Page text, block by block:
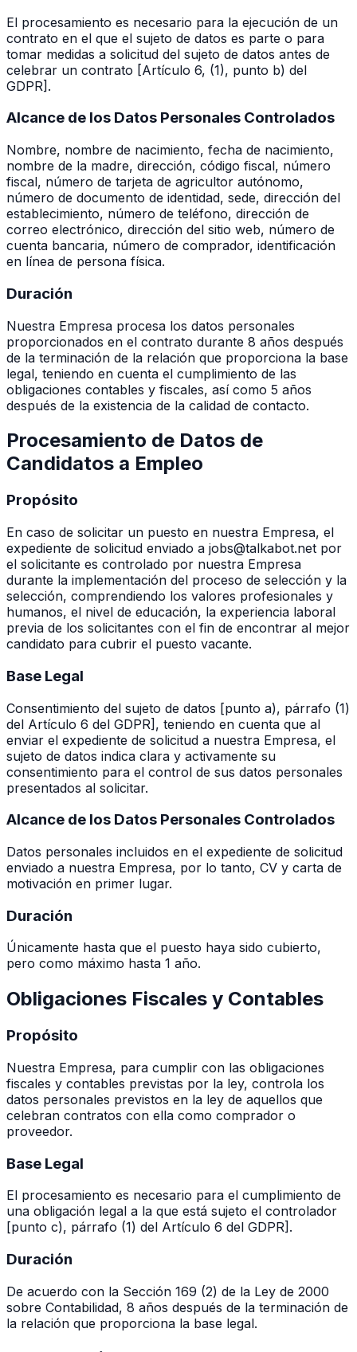
El procesamiento es necesario para la ejecución de un
contrato en el que el sujeto de datos es parte o para
tomar medidas a solicitud del sujeto de datos antes de
celebrar un contrato [Artículo 6, (1), punto b) del
GDPR].
Alcance de los Datos Personales Controlados
Nombre, nombre de nacimiento, fecha de nacimiento,
nombre de la madre, dirección, código fiscal, número
fiscal, número de tarjeta de agricultor autónomo,
número de documento de identidad, sede, dirección del
establecimiento, número de teléfono, dirección de
correo electrónico, dirección del sitio web, número de
cuenta bancaria, número de comprador, identificación
en línea de persona física.
Duración
Nuestra Empresa procesa los datos personales
proporcionados en el contrato durante 8 años después
de la terminación de la relación que proporciona la base
legal, teniendo en cuenta el cumplimiento de las
obligaciones contables y fiscales, así como 5 años
después de la existencia de la calidad de contacto.
Procesamiento de Datos de
Candidatos a Empleo
Propósito
En caso de solicitar un puesto en nuestra Empresa, el
expediente de solicitud enviado a jobs@talkabot.net por
el solicitante es controlado por nuestra Empresa
durante la implementación del proceso de selección y la
selección, comprendiendo los valores profesionales y
humanos, el nivel de educación, la experiencia laboral
previa de los solicitantes con el fin de encontrar al mejor
candidato para cubrir el puesto vacante.
Base Legal
Consentimiento del sujeto de datos [punto a), párrafo (1)
del Artículo 6 del GDPR], teniendo en cuenta que al
enviar el expediente de solicitud a nuestra Empresa, el
sujeto de datos indica clara y activamente su
consentimiento para el control de sus datos personales
presentados al solicitar.
Alcance de los Datos Personales Controlados
Datos personales incluidos en el expediente de solicitud
enviado a nuestra Empresa, por lo tanto, CV y carta de
motivación en primer lugar.
Duración
Únicamente hasta que el puesto haya sido cubierto,
pero como máximo hasta 1 año.
Obligaciones Fiscales y Contables
Propósito
Nuestra Empresa, para cumplir con las obligaciones
fiscales y contables previstas por la ley, controla los
datos personales previstos en la ley de aquellos que
celebran contratos con ella como comprador o
proveedor.
Base Legal
El procesamiento es necesario para el cumplimiento de
una obligación legal a la que está sujeto el controlador
[punto c), párrafo (1) del Artículo 6 del GDPR].
Duración
De acuerdo con la Sección 169 (2) de la Ley de 2000
sobre Contabilidad, 8 años después de la terminación de
la relación que proporciona la base legal.